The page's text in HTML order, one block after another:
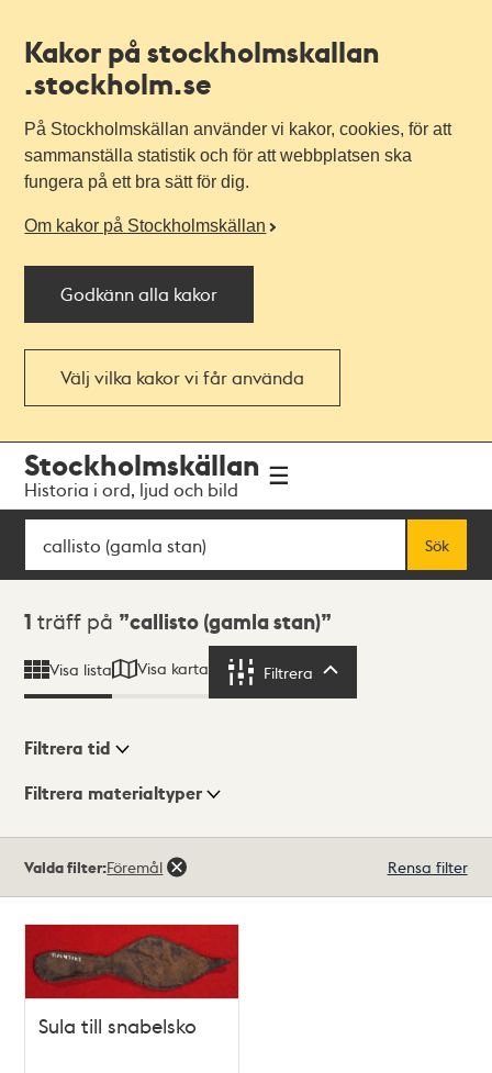
Kakor på stockholmskallan
.stockholm.se
På Stockholmskällan använder vi kakor, cookies, för att
sammanställa statistik och för att webbplatsen ska
fungera på ett bra sätt för dig.
Om kakor på Stockholmskällan
Godkänn alla kakor
Välj vilka kakor vi får använda
navigationen
huvudinnehållet
Stockholmskällan
Historia i ord, ljud och bild
Sök
Sök
Sökresultat
1 träff på callisto (gamla stan)
Visa lista Visa karta Filtrera
Visningsläge
Filtrera tid
Filtrera materialtyper
träffar
Valda filter:Föremål Rensa filter
Sula till snabelsko